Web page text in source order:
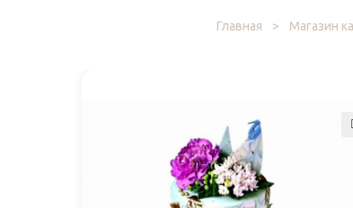
Главная > Магазин